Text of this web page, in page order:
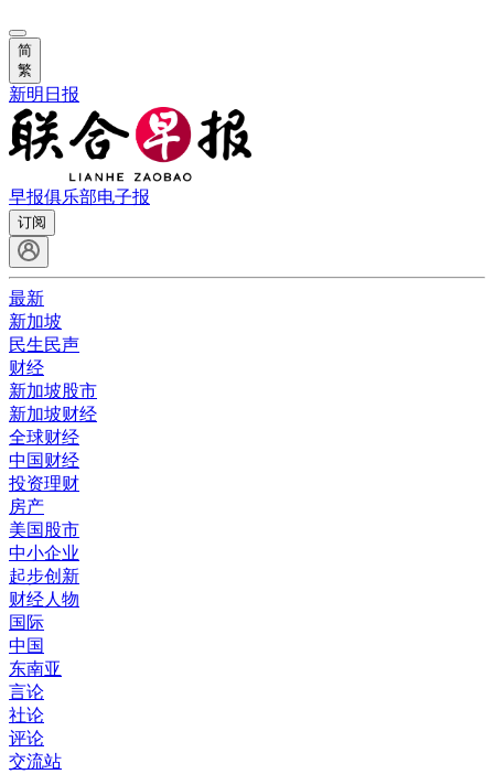
简
繁
新明日报
早报俱乐部电子报
订阅
最新
新加坡
民生民声
财经
新加坡股市
新加坡财经
全球财经
中国财经
投资理财
房产
美国股市
中小企业
起步创新
财经人物
国际
中国
东南亚
言论
社论
评论
交流站